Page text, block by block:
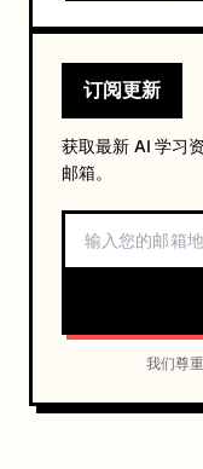
订阅更新
获取最新 AI 学习
邮箱。
我们尊